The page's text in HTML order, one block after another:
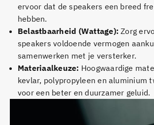
ervoor dat de speakers een breed
hebben.
Belastbaarheid (Wattage): Zorg
speakers voldoende vermogen
samenwerken met je versterker.
Materiaalkeuze: Hoogwaardige
kevlar, polypropyleen en aluminium
voor een beter en duurzamer geluid.